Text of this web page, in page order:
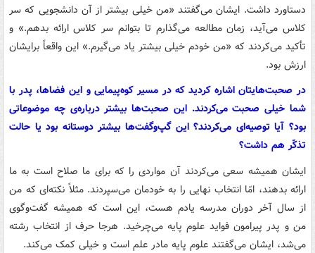
دستاورد داشت. ایشان می‌گفتند «من خیلی بیشتر از آن دانشجویی که سر
کلاس می‌آید، زمان مطالعه می‌گذارم تا بتوانم سر کلاس ارائه بدهم.» و
تأکید می‌کردند که «من خودم خیلی بیشتر یاد می‌گیرم.» این واقعاً برایشان
ارزش بود.
در صحبت‌هایتان اشاره کردید که در مسیر کوه‌پیمایی و این فضاها، پدر با
شما خیلی صحبت می‌کردند. این صحبت‌ها بیشتر درباره‌ی چه موضوعاتی
بود؟ آیا توصیه‌ای می‌کردند؟ این گپ‌وگفت‌ها بیشتر دوستانه بود یا حالت
تذکّر هم داشت؟
ایشان همیشه سعی می‌کردند آن مواردی را که برای ما صلاح است به ما
ارائه بدهند، امّا انتخاب نهایی را به خودمان می‌سپردند. مثلاً نکته‌ای که من
از سال آخر دوران مدرسه یادم هست، این است که همیشه گفت‌وگوی
من و پدر پیرامون فواید علوم پایه می‌چرخید. هرجا حرف از انتخاب رشته
می‌شد، ایشان می‌گفتند علوم پایه مادر علم است و خیلی کمک می‌کند.